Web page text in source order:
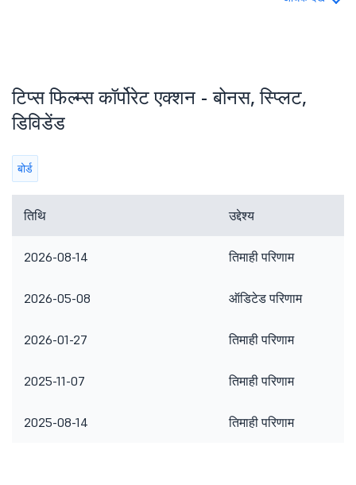
टिप्स फिल्म्स कॉर्पोरेट एक्शन - बोनस, स्प्लिट,
डिविडेंड
बोर्ड
तिथि उद्देश्य
2026-08-14 तिमाही परिणाम
2026-05-08 ऑडिटेड परिणाम
2026-01-27 तिमाही परिणाम
2025-11-07 तिमाही परिणाम
2025-08-14 तिमाही परिणाम